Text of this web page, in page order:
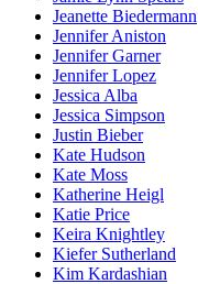
Jeanette Biedermann
Jennifer Aniston
Jennifer Garner
Jennifer Lopez
Jessica Alba
Jessica Simpson
Justin Bieber
Kate Hudson
Kate Moss
Katherine Heigl
Katie Price
Keira Knightley
Kiefer Sutherland
Kim Kardashian